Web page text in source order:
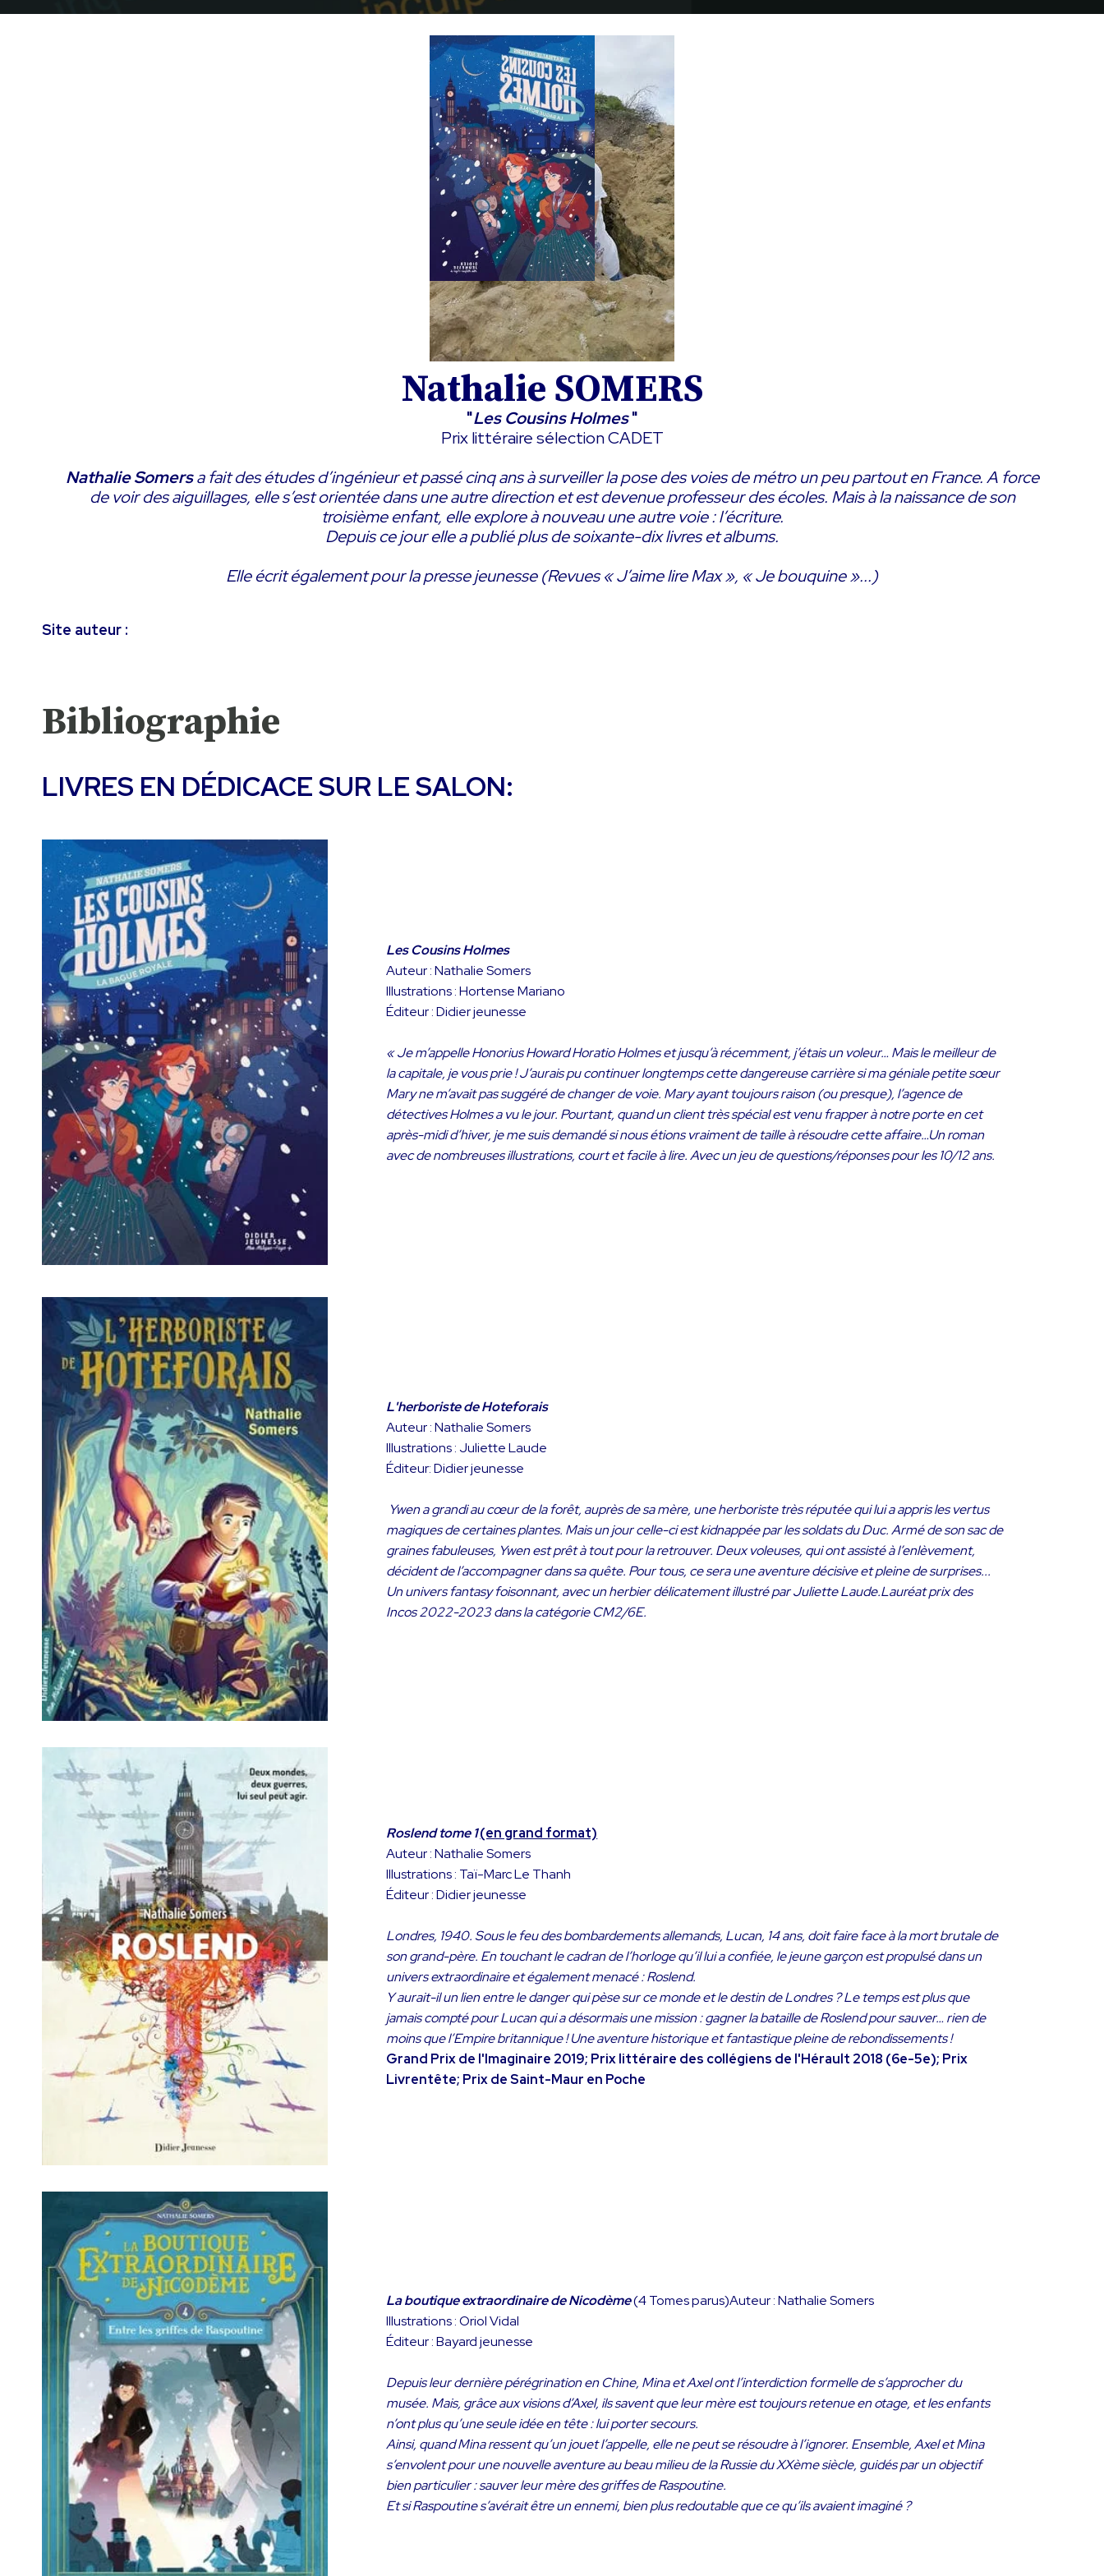
Nathalie SOMERS
"Les Cousins Holmes "
Prix littéraire sélection CADET
Nathalie Somersa fait des études d’ingénieur et passé cinq ans à surveiller la pose des voies de métro un peu partout en France. A force
de voir des aiguillages, elle s’est orientée dans une autre direction et est devenue professeur des écoles. Mais à la naissance de son
troisième enfant, elle explore à nouveau une autre voie : l’écriture.
Depuis ce jour elle a publié plus de soixante-dix livres et albums.
Elle écrit également pour la presse jeunesse (Revues « J’aime lire Max », « Je bouquine »...)
Site auteur :
Bibliographie
LIVRES EN DÉDICACE SUR LE SALON:
Les Cousins Holmes
Auteur : Nathalie Somers
Illustrations : Hortense Mariano
Éditeur : Didier jeunesse
« Je m’appelle Honorius Howard Horatio Holmes et jusqu’à récemment, j’étais un voleur… Mais le meilleur de
la capitale, je vous prie ! J’aurais pu continuer longtemps cette dangereuse carrière si ma géniale petite sœur
Mary ne m’avait pas suggéré de changer de voie. Mary ayant toujours raison (ou presque), l’agence de
détectives Holmes a vu le jour. Pourtant, quand un client très spécial est venu frapper à notre porte en cet
après-midi d’hiver, je me suis demandé si nous étions vraiment de taille à résoudre cette affaire…Un roman
avec de nombreuses illustrations, court et facile à lire. Avec un jeu de questions/réponses pour les 10/12 ans.
L'herboriste de Hoteforais
Auteur : Nathalie Somers
Illustrations : Juliette Laude
Éditeur: Didier jeunesse
Ywen a grandi au cœur de la forêt, auprès de sa mère, une herboriste très réputée qui lui a appris les vertus
magiques de certaines plantes. Mais un jour celle-ci est kidnappée par les soldats du Duc. Armé de son sac de
graines fabuleuses, Ywen est prêt à tout pour la retrouver. Deux voleuses, qui ont assisté à l’enlèvement,
décident de l’accompagner dans sa quête. Pour tous, ce sera une aventure décisive et pleine de surprises...
Un univers fantasy foisonnant, avec un herbier délicatement illustré par Juliette Laude.Lauréat prix des
Incos 2022-2023 dans la catégorie CM2/6E.
Roslend tome 1(en grand format)
Auteur : Nathalie Somers
Illustrations : Taï-Marc Le Thanh
Éditeur : Didier jeunesse
Londres, 1940. Sous le feu des bombardements allemands, Lucan, 14 ans, doit faire face à la mort brutale de
son grand-père. En touchant le cadran de l’horloge qu’il lui a confiée, le jeune garçon est propulsé dans un
univers extraordinaire et également menacé : Roslend.
Y aurait-il un lien entre le danger qui pèse sur ce monde et le destin de Londres ? Le temps est plus que
jamais compté pour Lucan qui a désormais une mission : gagner la bataille de Roslend pour sauver… rien de
moins que l’Empire britannique ! Une aventure historique et fantastique pleine de rebondissements !
Grand Prix de l'Imaginaire 2019; Prix littéraire des collégiens de l'Hérault 2018 (6e-5e); Prix
Livrentête; Prix de Saint-Maur en Poche
La boutique extraordinaire de Nicodème(4 Tomes parus)Auteur : Nathalie Somers
Illustrations : Oriol Vidal
Éditeur : Bayard jeunesse
Depuis leur dernière pérégrination en Chine, Mina et Axel ont l’interdiction formelle de s’approcher du
musée. Mais, grâce aux visions d’Axel, ils savent que leur mère est toujours retenue en otage, et les enfants
n’ont plus qu’une seule idée en tête : lui porter secours.
Ainsi, quand Mina ressent qu’un jouet l’appelle, elle ne peut se résoudre à l’ignorer. Ensemble, Axel et Mina
s’envolent pour une nouvelle aventure au beau milieu de la Russie du XXème siècle, guidés par un objectif
bien particulier : sauver leur mère des griffes de Raspoutine.
Et si Raspoutine s’avérait être un ennemi, bien plus redoutable que ce qu’ils avaient imaginé ?